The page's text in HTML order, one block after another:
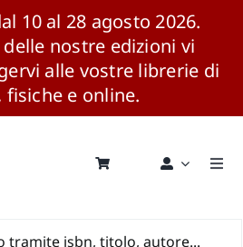
10 al 28 agosto 2026.
delle nostre edizioni vi
alle vostre librerie di
fisiche e online.